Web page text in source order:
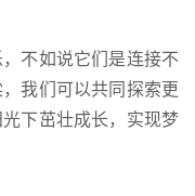
不如说它们是连接不
我们可以共同探索更
下茁壮成长，实现梦